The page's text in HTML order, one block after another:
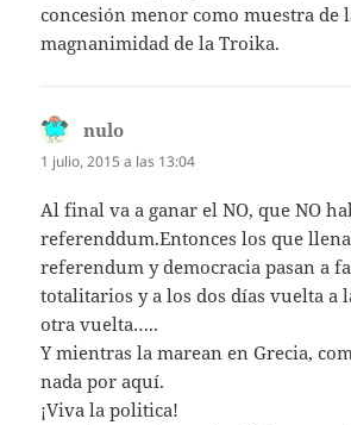
concesión menor como muestra de
magnanimidad de la Troika.
nulo
1 julio, 2015 a las 13:04
Al final va a ganar el NO, que NO
referenddum.Entonces los que
referendum y democracia pasan a
totalitarios y a los dos días vuelta a
otra vuelta…..
Y mientras la marean en Grecia,
nada por aquí.
¡Viva la politica!